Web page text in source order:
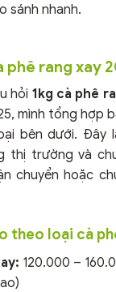
sánh nhanh.
phê rang xay
hỏi 1kg cà phê
mình tổng hợp
bên dưới. Đây
thị trường và
chuyển hoặc
theo loại cà
120.000 –